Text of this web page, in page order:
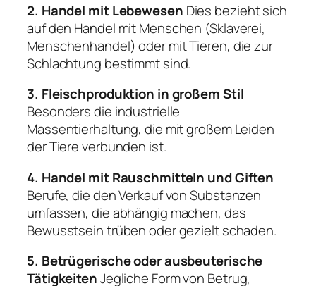
2. Handel mit Lebewesen Dies bezieht sich
auf den Handel mit Menschen (Sklaverei,
Menschenhandel) oder mit Tieren, die zur
Schlachtung bestimmt sind.
3. Fleischproduktion in großem Stil
Besonders die industrielle
Massentierhaltung, die mit großem Leiden
der Tiere verbunden ist.
4. Handel mit Rauschmitteln und Giften
Berufe, die den Verkauf von Substanzen
umfassen, die abhängig machen, das
Bewusstsein trüben oder gezielt schaden.
5. Betrügerische oder ausbeuterische
TätigkeitenJegliche Form von Betrug,